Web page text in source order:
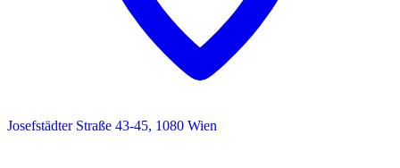
Josefstädter Straße 43-45, 1080 Wien